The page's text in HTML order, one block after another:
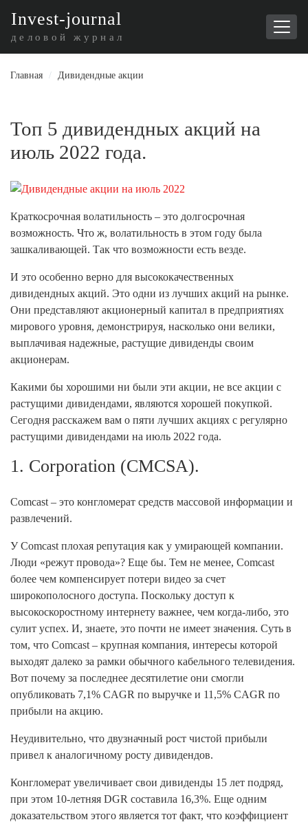
Invest-journal
деловой журнал
Главная / Дивидендные акции
Топ 5 дивидендных акций на
июль 2022 года.
Краткосрочная волатильность – это долгосрочная
возможность. Что ж, волатильность в этом году была
зашкаливающей. Так что возможности есть везде.
И это особенно верно для высококачественных
дивидендных акций. Это одни из лучших акций на рынке.
Они представляют акционерный капитал в предприятиях
мирового уровня, демонстрируя, насколько они велики,
выплачивая надежные, растущие дивиденды своим
акционерам.
Какими бы хорошими ни были эти акции, не все акции с
растущими дивидендами, являются хорошей покупкой.
Сегодня расскажем вам о пяти лучших акциях с регулярно
растущими дивидендами на июль 2022 года.
1. Corporation (CMCSA).
Comcast – это конгломерат средств массовой информации и
развлечений.
У Comcast плохая репутация как у умирающей компании.
Люди «режут провода»? Еще бы. Тем не менее, Comcast
более чем компенсирует потери видео за счет
широкополосного доступа. Поскольку доступ к
высокоскоростному интернету важнее, чем когда-либо, это
сулит успех. И, знаете, это почти не имеет значения. Суть в
том, что Comcast – крупная компания, интересы которой
выходят далеко за рамки обычного кабельного телевидения.
Вот почему за последнее десятилетие они смогли
опубликовать 7,1% CAGR по выручке и 11,5% CAGR по
прибыли на акцию.
Неудивительно, что двузначный рост чистой прибыли
привел к аналогичному росту дивидендов.
Конгломерат увеличивает свои дивиденды 15 лет подряд,
при этом 10-летняя DGR составила 16,3%. Еще одним
доказательством этого является тот факт, что коэффициент